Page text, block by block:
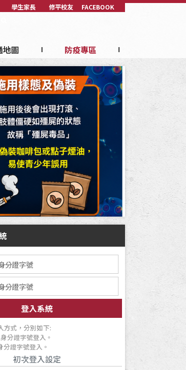
學生家長 修平校友
FACEBOOK
地圖
防疫專區
方式，分別如下:
分證字號登入。
分證字號登入。
初次登入設定